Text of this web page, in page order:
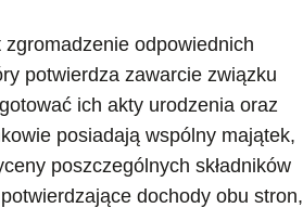
odpowiednich
potwierdza zawarcie związku
ich akty urodzenia oraz
posiadają wspólny majątek,
poszczególnych składników
dochody obu stron,